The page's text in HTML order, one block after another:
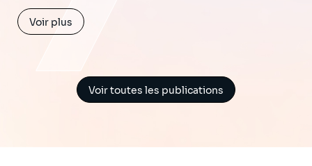
Voir plus
Voir toutes les publications